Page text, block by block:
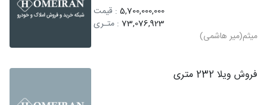
5,700,000,000 : قیمت
73,076,923 : متـری
میثم(میر هاشمی)
فروش ویلا 232 متری